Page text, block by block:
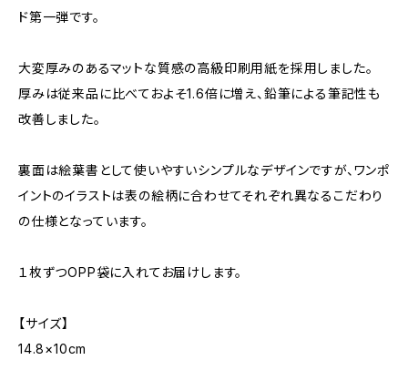
ド第一弾です。
大変厚みのあるマットな質感の高級印刷用紙を採用しました。
厚みは従来品に比べておよそ1.6倍に増え、鉛筆による筆記性も
改善しました。
裏面は絵葉書として使いやすいシンプルなデザインですが、ワンポ
イントのイラストは表の絵柄に合わせてそれぞれ異なるこだわり
の仕様となっています。
１枚ずつOPP袋に入れてお届けします。
【サイズ】
14.8×10cm